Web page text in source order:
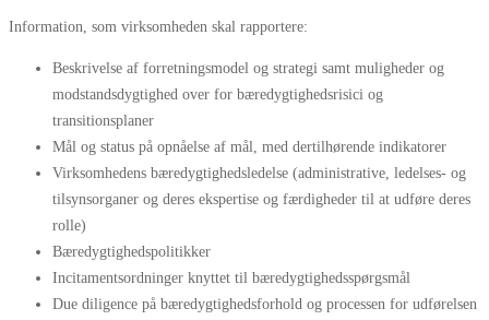
Information, som virksomheden skal rapportere:
Beskrivelse af forretningsmodel og strategi samt muligheder og
modstandsdygtighed over for bæredygtighedsrisici og
transitionsplaner
Mål og status på opnåelse af mål, med dertilhørende indikatorer
Virksomhedens bæredygtighedsledelse (administrative, ledelses- og
tilsynsorganer og deres ekspertise og færdigheder til at udføre deres
rolle)
Bæredygtighedspolitikker
Incitamentsordninger knyttet til bæredygtighedsspørgsmål
Due diligence på bæredygtighedsforhold og processen for udførelsen